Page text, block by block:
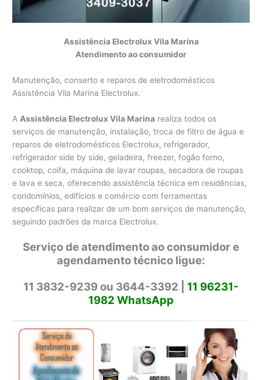
Assistência Electrolux Vila Marina
Atendimento ao consumidor
Manutenção, conserto e reparos de eletrodomésticos
Assistência Vila Marina Electrolux.
AAssistência Electrolux Vila Marina realiza todos os
serviços de manutenção, instalação, troca de filtro de água e
reparos de eletrodomésticos Electrolux, refrigerador,
refrigerador side by side, geladeira, freezer, fogão forno,
cooktop, coifa, máquina de lavar roupas, secadora de roupas
e lava e seca, oferecendo assistência técnica em residências,
condomínios, edifícios e comércio com ferramentas
específicas para realizar de um bom serviços de manutenção,
seguindo padrões da marca Electrolux.
Serviço de atendimento ao consumidor e
agendamento técnico ligue:
11 3832-9239 ou 3644-3392 | 11 96231-
1982 WhatsApp